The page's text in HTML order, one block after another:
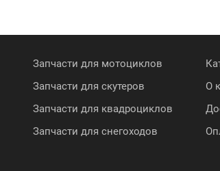
Запчасти для мотоциклов
Запчасти для скутеров
Запчасти для квадроциклов
Запчасти для снегоходов
О